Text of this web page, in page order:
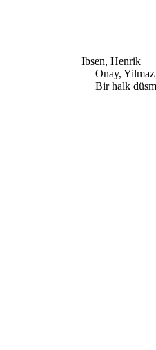
Ibsen, Henrik
Onay, Yilmaz
Bir halk